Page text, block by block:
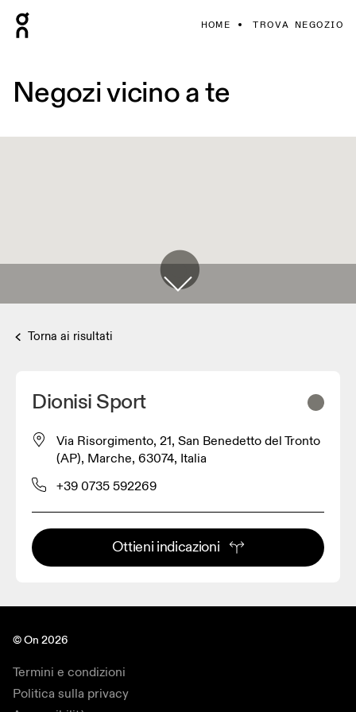
HOME TROVA NEGOZIO
Negozi vicino a te
Torna ai risultati
Dionisi Sport
Via Risorgimento, 21, San Benedetto del Tronto
(AP), Marche, 63074, Italia
+39 0735 592269
Ottieni indicazioni
© On 2026
Termini e condizioni
Politica sulla privacy